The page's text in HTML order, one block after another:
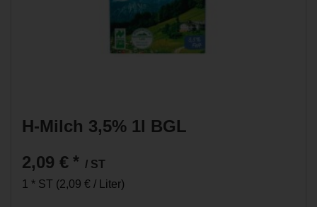
H-Milch 3,5% 1l BGL
2,09 € * / ST
1 * ST (2,09 € / Liter)